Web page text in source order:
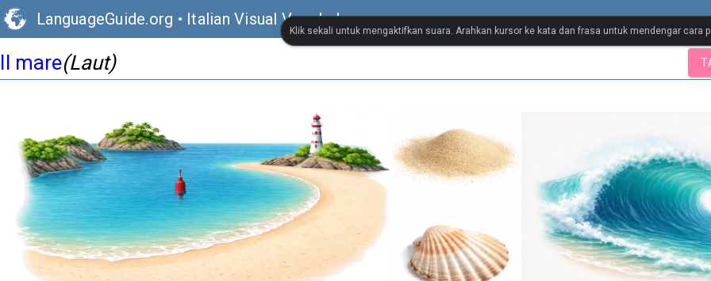
LanguageGuide.org • Italian Visual Vocabulary
Il mare(Laut)
Klik sekali untuk mengaktifkan suara. Arahkan kursor ke kata dan frasa untuk mendengar cara